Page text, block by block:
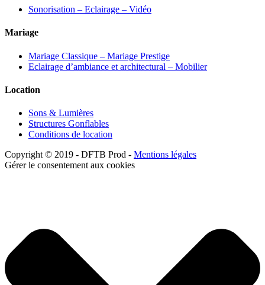
Sonorisation – Eclairage – Vidéo
Mariage
Mariage Classique – Mariage Prestige
Eclairage d’ambiance et architectural – Mobilier
Location
Sons & Lumières
Structures Gonflables
Conditions de location
Copyright © 2019 - DFTB Prod - Mentions légales
Gérer le consentement aux cookies